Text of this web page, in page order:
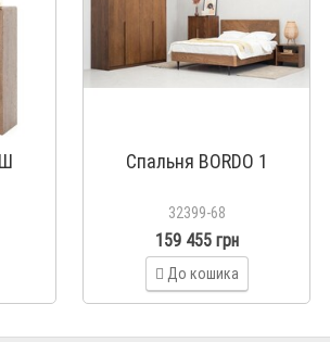
Спальня BORDO 1
32399-68
159 455 грн
До кошика